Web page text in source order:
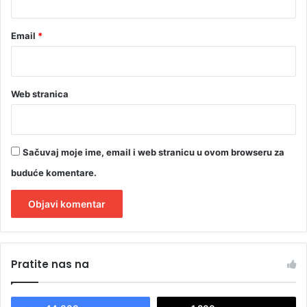
i
j
e
a
p
o
e
b
n
o
r
e
Email *
Web stranica
Sačuvaj moje ime, email i web stranicu u ovom browseru za
buduće komentare.
tPratite nas na